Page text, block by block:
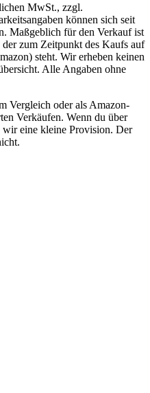
MwSt., zzgl.
können sich seit
Maßgeblich für den Verkauf ist
der zum Zeitpunkt des Kaufs auf
steht. Wir erheben keinen
Alle Angaben ohne
Vergleich oder als Amazon-
Verkäufen. Wenn du über
wir eine kleine Provision. Der